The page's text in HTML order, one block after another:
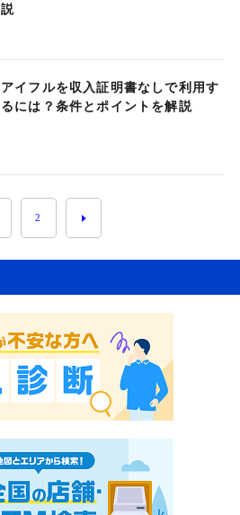
説
アイフルを収入証明書なしで利用す
るには？条件とポイントを解説
2